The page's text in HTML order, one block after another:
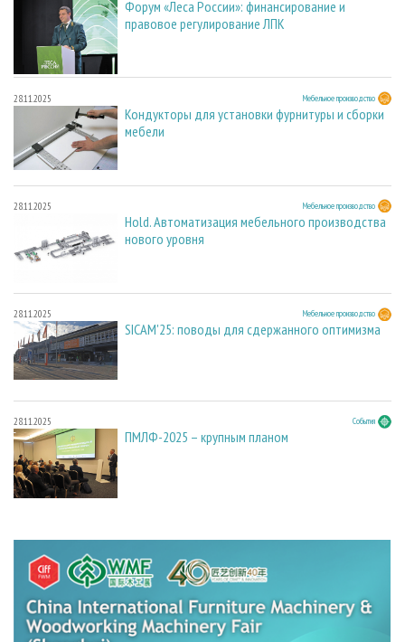
Форум «Леса России»: финансирование и
правовое регулирование ЛПК
28.11.2025 Мебельное производство
Кондукторы для установки фурнитуры и сборки
мебели
28.11.2025 Мебельное производство
Hold. Автоматизация мебельного производства
нового уровня
28.11.2025 Мебельное производство
SICAM'25: поводы для сдержанного оптимизма
28.11.2025 События
ПМЛФ-2025 – крупным планом